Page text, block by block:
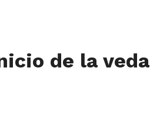
de la veda